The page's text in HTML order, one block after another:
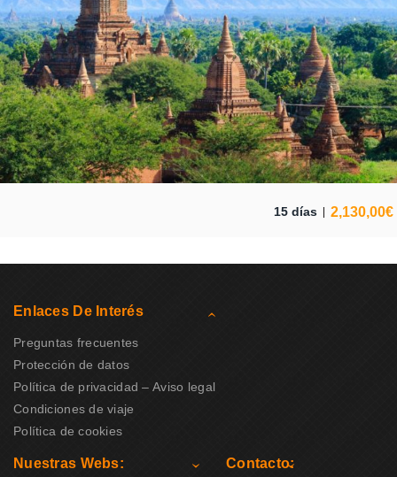
15 días 2,130,00€
Enlaces De Interés
Preguntas frecuentes
Protección de datos
Política de privacidad – Aviso legal
Condiciones de viaje
Política de cookies
Nuestras Webs: Contacto: